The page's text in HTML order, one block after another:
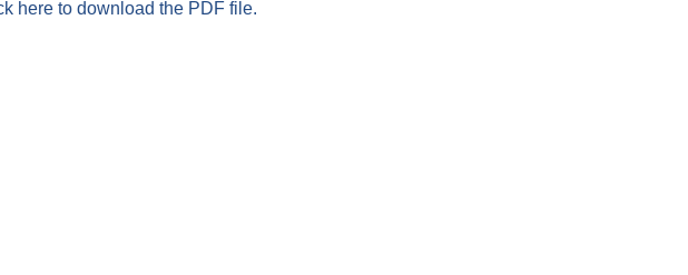
here to download the PDF file.